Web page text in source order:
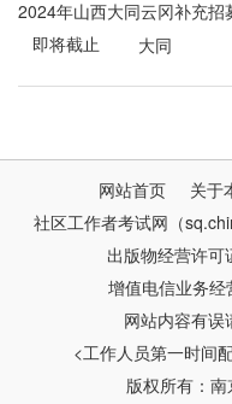
2024年山西大同云冈补充
即将截止
大同
网站首页 关于
社区工作者考试网（
出版物经营许
增值电信业务
网站内容有
<工作人员第一时间
版权所有：